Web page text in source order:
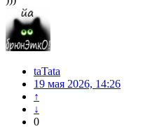
taTata
19 мая 2026, 14:26
↑
↓
0